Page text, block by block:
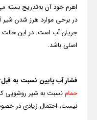
اهرم خود آن به‌تدریج
در برخی موارد هرز شدن شیر
جریان آب است. در این حالت
اصلی باشد.
فشار آب پایین نسبت به قبل
حمامنسبت به شیر روشویی
نیست، احتمال زیادی در